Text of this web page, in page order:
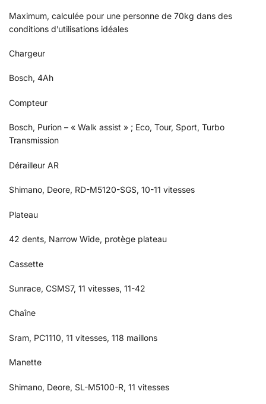
Maximum, calculée pour une personne de 70kg dans des
conditions d’utilisations idéales
Chargeur
Bosch, 4Ah
Compteur
Bosch, Purion – « Walk assist » ; Eco, Tour, Sport, Turbo
Transmission
Dérailleur AR
Shimano, Deore, RD-M5120-SGS, 10-11 vitesses
Plateau
42 dents, Narrow Wide, protège plateau
Cassette
Sunrace, CSMS7, 11 vitesses, 11-42
Chaîne
Sram, PC1110, 11 vitesses, 118 maillons
Manette
Shimano, Deore, SL-M5100-R, 11 vitesses